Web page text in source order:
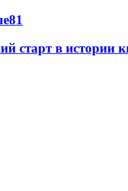
81
старт в истории